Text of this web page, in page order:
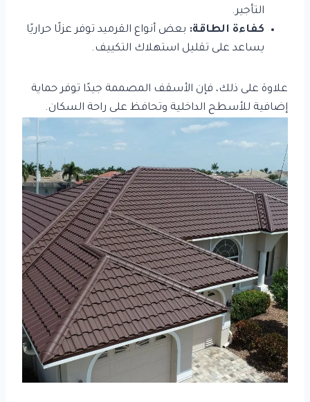
التأجير.
كفاءة الطاقة: بعض أنواع القرميد توفر عزلًا حراريًا
يساعد على تقليل استهلاك التكييف.
علاوة على ذلك، فإن الأسقف المصممة جيدًا توفر حماية
إضافية للأسطح الداخلية وتحافظ على راحة السكان.